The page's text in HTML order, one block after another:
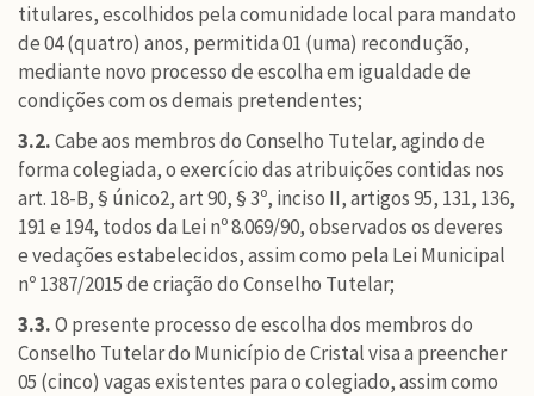
titulares, escolhidos pela comunidade local para mandato
de 04 (quatro) anos, permitida 01 (uma) recondução,
mediante novo processo de escolha em igualdade de
condições com os demais pretendentes;
3.2.Cabe aos membros do Conselho Tutelar, agindo de
forma colegiada, o exercício das atribuições contidas nos
art. 18-B, § único2, art 90, § 3º, inciso II, artigos 95, 131, 136,
191 e 194, todos da Lei nº 8.069/90, observados os deveres
e vedações estabelecidos, assim como pela Lei Municipal
nº 1387/2015 de criação do Conselho Tutelar;
3.3.O presente processo de escolha dos membros do
Conselho Tutelar do Município de Cristal visa a preencher
05 (cinco) vagas existentes para o colegiado, assim como